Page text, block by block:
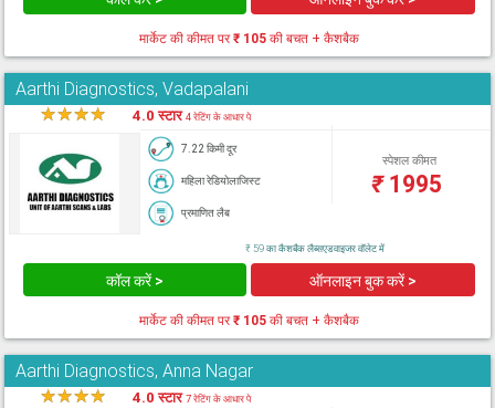
मार्केट की कीमत पर₹ 105की बचत + कैशबैक
Aarthi Diagnostics, Vadapalani
★★★★ 4.0 स्टार4 रेटिंग के आधार पे
7.22 किमी दूर
महिला रेडियोलाजिस्ट
प्रमाणित लैब
स्पेशल कीमत
₹1995
₹ 59 का कैशबैक लैब्सएडवाइजर वॉलेट में
कॉल करें > ऑनलाइन बुक करें >
मार्केट की कीमत पर₹ 105की बचत + कैशबैक
Aarthi Diagnostics, Anna Nagar
★★★★ 4.0 स्टार7 रेटिंग के आधार पे